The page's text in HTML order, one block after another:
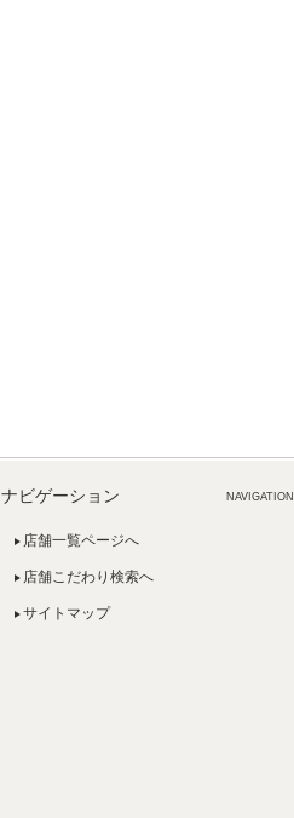
ナビゲーション NAVIGATION
店舗一覧ページへ
店舗こだわり検索へ
サイトマップ